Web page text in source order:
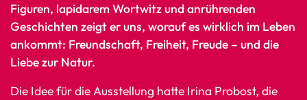
Figuren, lapidarem Wortwitz und anrührenden
Geschichten zeigt er uns, worauf es wirklich im Leben
ankommt: Freundschaft, Freiheit, Freude – und die
Liebe zur Natur.
Die Idee für die Ausstellung hatte Irina Probost, die